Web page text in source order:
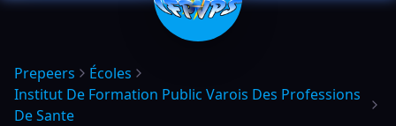
Prepeers
Écoles
Institut De Formation Public Varois Des Professions
De Sante